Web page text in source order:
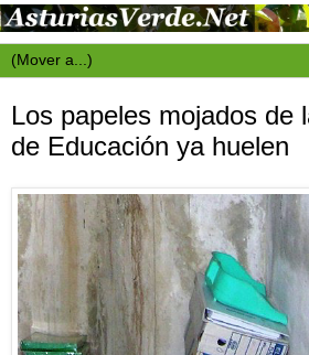
Los papeles mojados de
de Educación ya huelen